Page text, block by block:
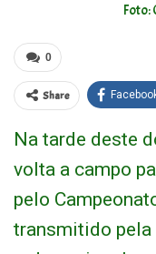
Foto:
0
Share
Na tarde deste
volta a campo
pelo
transmitido pela